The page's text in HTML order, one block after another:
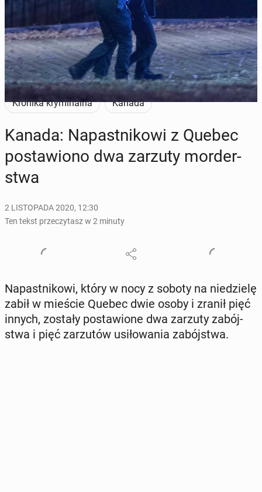
Mężczyzna został zidentyfikowany jako 24-letni Carl Girouard. (Fot.
Getty Images)
Kronika kryminalna Kanada
Kanada: Na­past­ni­ko­wi z Quebec
po­sta­wio­no dwa zarzuty mor­der­
stwa
2 LISTOPADA 2020, 12:30
Ten tekst przeczytasz w 2 minuty
Na­past­ni­ko­wi, który w nocy z soboty na nie­dzie­lę
zabił w mieście Quebec dwie osoby i zranił pięć
innych, zostały po­sta­wio­ne dwa zarzuty za­bój­
stwa i pięć za­rzu­tów usi­ło­wa­nia za­bój­stwa.